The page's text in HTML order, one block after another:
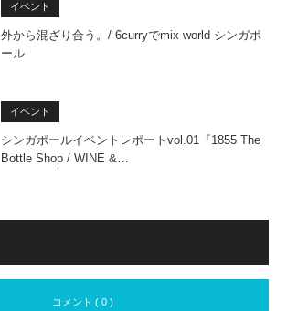
イベント
外から混ざり合う。/ 6curryでmix world シンガポ
ール
イベント
シンガポールイベントレポートvol.01『1855 The
Bottle Shop / WINE &…
コメント ( 0 )